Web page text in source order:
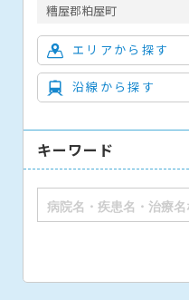
糟屋郡粕屋町
エリアから探す
沿線から探す
キーワード